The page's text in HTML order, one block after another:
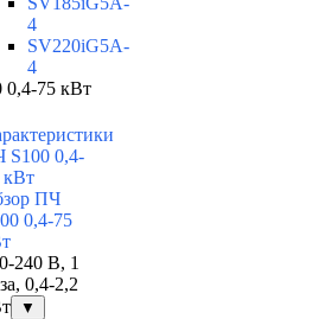
4
SV220iG5A-
4
0,4-75 кВт
S100 0,4-
кВт
ПЧ
0,4-75
240 В, 1
0,4-2,2
▼